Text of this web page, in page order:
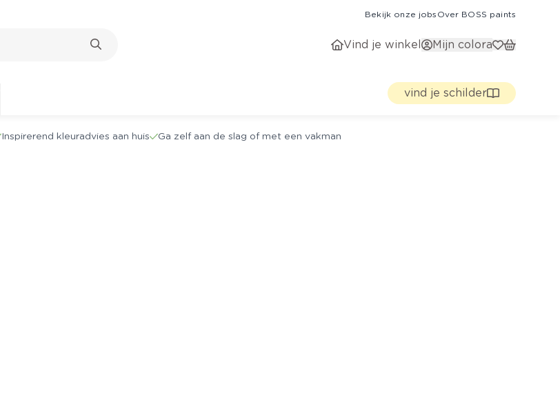
Bekijk onze jobs Over BOSS paints
Vind je winkel Mijn colora
vind je schilder
Inspirerend kleuradvies aan huis Ga zelf aan de slag of met een vakman